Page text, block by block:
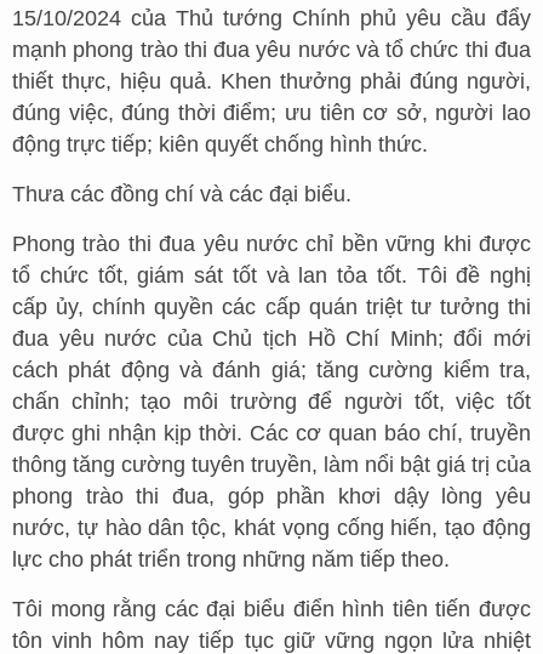
15/10/2024 của Thủ tướng Chính phủ yêu cầu đẩy
mạnh phong trào thi đua yêu nước và tổ chức thi đua
thiết thực, hiệu quả. Khen thưởng phải đúng người,
đúng việc, đúng thời điểm; ưu tiên cơ sở, người lao
động trực tiếp; kiên quyết chống hình thức.
Thưa các đồng chí và các đại biểu.
Phong trào thi đua yêu nước chỉ bền vững khi được
tổ chức tốt, giám sát tốt và lan tỏa tốt. Tôi đề nghị
cấp ủy, chính quyền các cấp quán triệt tư tưởng thi
đua yêu nước của Chủ tịch Hồ Chí Minh; đổi mới
cách phát động và đánh giá; tăng cường kiểm tra,
chấn chỉnh; tạo môi trường để người tốt, việc tốt
được ghi nhận kịp thời. Các cơ quan báo chí, truyền
thông tăng cường tuyên truyền, làm nổi bật giá trị của
phong trào thi đua, góp phần khơi dậy lòng yêu
nước, tự hào dân tộc, khát vọng cống hiến, tạo động
lực cho phát triển trong những năm tiếp theo.
Tôi mong rằng các đại biểu điển hình tiên tiến được
tôn vinh hôm nay tiếp tục giữ vững ngọn lửa nhiệt